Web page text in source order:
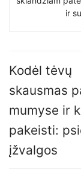
ir
Kodėl tėvų
skausmas
mumyse ir
pakeisti:
įžvalgos